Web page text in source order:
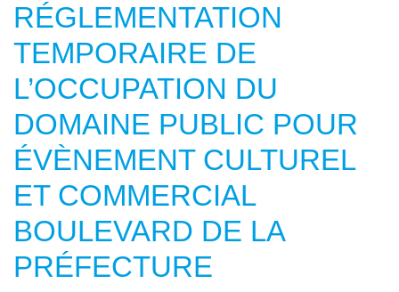
RÉGLEMENTATION
TEMPORAIRE DE
L’OCCUPATION DU
DOMAINE PUBLIC POUR
ÉVÈNEMENT CULTUREL
ET COMMERCIAL
BOULEVARD DE LA
PRÉFECTURE